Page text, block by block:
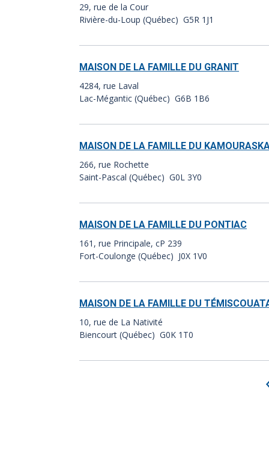
29, rue de la Cour
Rivière-du-Loup (Québec) G5R 1J1
MAISON DE LA FAMILLE DU GRANIT
4284, rue Laval
Lac-Mégantic (Québec) G6B 1B6
MAISON DE LA FAMILLE DU
266, rue Rochette
Saint-Pascal (Québec) G0L 3Y0
MAISON DE LA FAMILLE DU PONTIAC
161, rue Principale, cP 239
Fort-Coulonge (Québec) J0X 1V0
MAISON DE LA FAMILLE DU
10, rue de La Nativité
Biencourt (Québec) G0K 1T0